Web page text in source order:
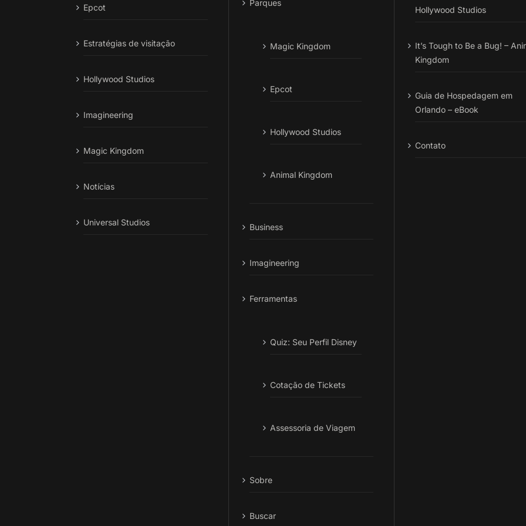
Epcot
Estratégias de visitação
Hollywood Studios
Imagineering
Magic Kingdom
Notícias
Universal Studios
Parques
Magic Kingdom
Epcot
Hollywood Studios
Animal Kingdom
Business
Imagineering
Ferramentas
Quiz: Seu Perfil Disney
Cotação de Tickets
Assessoria de Viagem
Sobre
Buscar
Hollywood Studios
It’s Tough to Be a Bug! –
Kingdom
Guia de Hospedagem em
Orlando – eBook
Contato